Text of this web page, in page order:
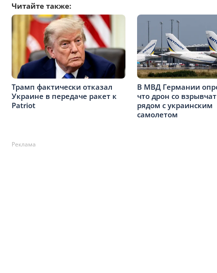
Читайте также:
Трамп фактически отказал
Украине в передаче ракет к
Patriot
В МВД Германии
что дрон со
рядом с украинским
самолетом
Реклама